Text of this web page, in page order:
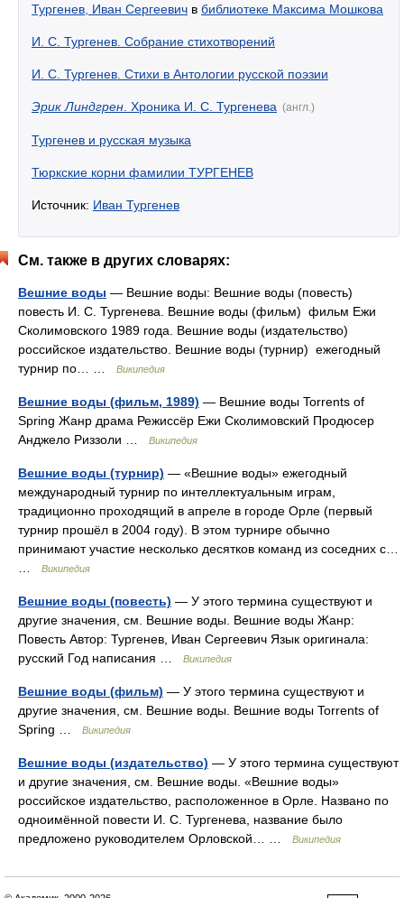
Тургенев, Иван Сергеевич в библиотеке Максима Мошкова
И. С. Тургенев. Собрание стихотворений
И. С. Тургенев. Стихи в Антологии русской поэзии
Эрик Линдгрен . Хроника И. С. Тургенева (англ.)
Тургенев и русская музыка
Тюркские корни фамилии ТУРГЕНЕВ
Источник: Иван Тургенев
См. также в других словарях:
Вешние воды — Вешние воды: Вешние воды (повесть)
повесть И. С. Тургенева. Вешние воды (фильм) фильм Ежи
Сколимовского 1989 года. Вешние воды (издательство)
российское издательство. Вешние воды (турнир) ежегодный
турнир по… …
Википедия
Вешние воды (фильм, 1989) — Вешние воды Torrents of
Spring Жанр драма Режиссёр Ежи Сколимовский Продюсер
Анджело Риззоли …
Википедия
Вешние воды (турнир) — «Вешние воды» ежегодный
международный турнир по интеллектуальным играм,
традиционно проходящий в апреле в городе Орле (первый
турнир прошёл в 2004 году). В этом турнире обычно
принимают участие несколько десятков команд из соседних с…
Википедия
Вешние воды (повесть) — У этого термина существуют и
другие значения, см. Вешние воды. Вешние воды Жанр:
Повесть Автор: Тургенев, Иван Сергеевич Язык оригинала:
русский Год написания …
Википедия
Вешние воды (фильм) — У этого термина существуют и
другие значения, см. Вешние воды. Вешние воды Torrents of
Spring …
Википедия
Вешние воды (издательство) — У этого термина существуют
и другие значения, см. Вешние воды. «Вешние воды»
российское издательство, расположенное в Орле. Названо по
одноимённой повести И. С. Тургенева, название было
предложено руководителем Орловской… …
Википедия